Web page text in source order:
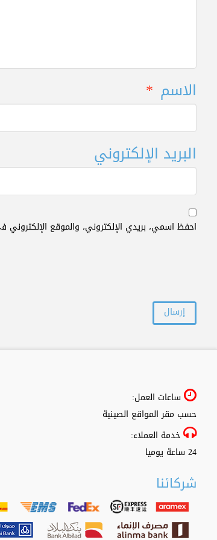
الاسم *
البريد الإلكتروني
احفظ اسمي، بريدي الإلكتروني، والموقع
ساعات العمل:
حسب مقر المواقع الصينية
خدمة العملاء:
24 ساعة يوميا
شركائنا